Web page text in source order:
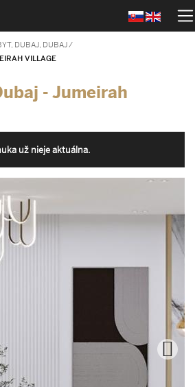
DUBAJ, DUBAJ/
VILLAGE
- Jumeirah
už nieje aktuálna.